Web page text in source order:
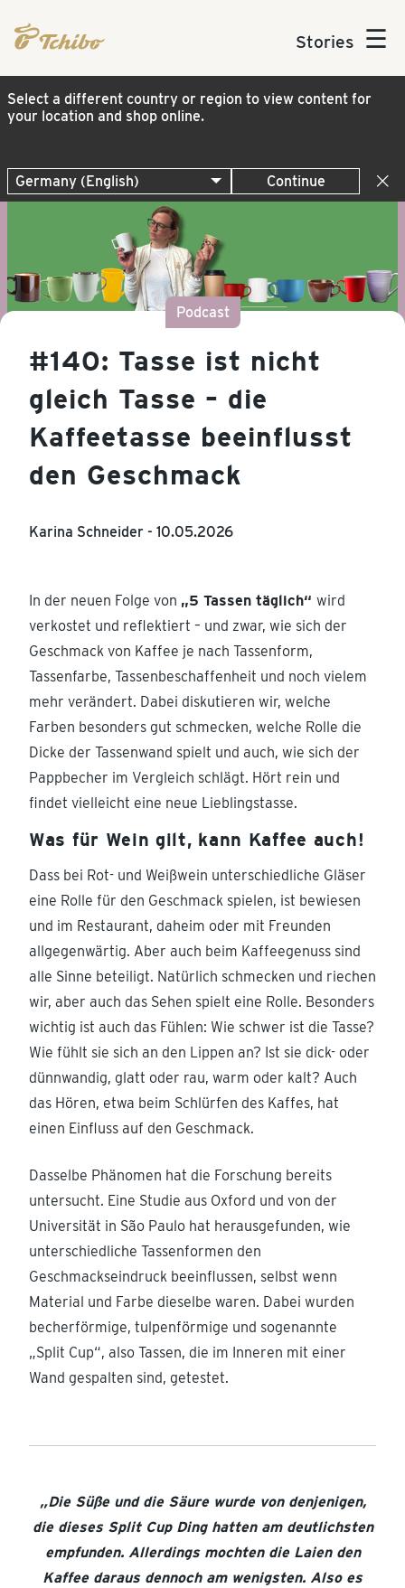
Stories ☰
Select a different country or region to view content for
your location and shop online.
Continue
Podcast
#140: Tasse ist nicht
gleich Tasse – die
Kaffeetasse beeinflusst
den Geschmack
Karina Schneider - 10.05.2026
In der neuen Folge von „5 Tassen täglich“ wird
verkostet und reflektiert – und zwar, wie sich der
Geschmack von Kaffee je nach Tassenform,
Tassenfarbe, Tassenbeschaffenheit und noch vielem
mehr verändert. Dabei diskutieren wir, welche
Farben besonders gut schmecken, welche Rolle die
Dicke der Tassenwand spielt und auch, wie sich der
Pappbecher im Vergleich schlägt. Hört rein und
findet vielleicht eine neue Lieblingstasse.
Was für Wein gilt, kann Kaffee auch!
Dass bei Rot- und Weißwein unterschiedliche Gläser
eine Rolle für den Geschmack spielen, ist bewiesen
und im Restaurant, daheim oder mit Freunden
allgegenwärtig. Aber auch beim Kaffeegenuss sind
alle Sinne beteiligt. Natürlich schmecken und riechen
wir, aber auch das Sehen spielt eine Rolle. Besonders
wichtig ist auch das Fühlen: Wie schwer ist die Tasse?
Wie fühlt sie sich an den Lippen an? Ist sie dick- oder
dünnwandig, glatt oder rau, warm oder kalt? Auch
das Hören, etwa beim Schlürfen des Kaffes, hat
einen Einfluss auf den Geschmack.
Dasselbe Phänomen hat die Forschung bereits
untersucht. Eine Studie aus Oxford und von der
Universität in São Paulo hat herausgefunden, wie
unterschiedliche Tassenformen den
Geschmackseindruck beeinflussen, selbst wenn
Material und Farbe dieselbe waren. Dabei wurden
becherförmige, tulpenförmige und sogenannte
„Split Cup“, also Tassen, die im Inneren mit einer
Wand gespalten sind, getestet.
„Die Süße und die Säure wurde von denjenigen,
die dieses Split Cup Ding hatten am deutlichsten
empfunden. Allerdings mochten die Laien den
Kaffee daraus dennoch am wenigsten. Also es